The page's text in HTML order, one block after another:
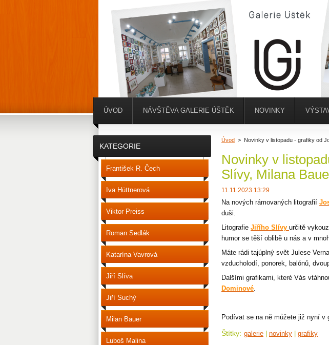
Úvod > Novinky v listopadu - grafiky od
Novinky v
Slívy, Milana
11.11.2023 13:29
Na nových rámovaných litografií
duši.
Litografie Jiřího Slívy určitě
humor se těší oblibě u nás a v
Máte rádi tajúplný svět Julese
vzducholodí, ponorek, balónů,
Dalšími grafikami, které Vás
Dominové.
Podívat se na ně můžete již nyní v
Štítky: galerie novinky grafiky
KATEGORIE
František R. Čech
Iva Hüttnerová
Viktor Preiss
Roman Sedlák
Katarína Vavrová
Jiří Slíva
Jiří Suchý
Milan Bauer
Luboš Malina
ÚVOD NÁVŠTĚVA GALERIE ÚŠTĚK NOVINKY